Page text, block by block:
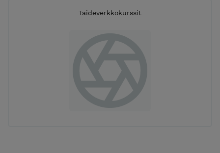
Taideverkkokurssit